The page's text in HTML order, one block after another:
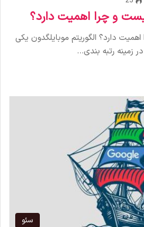
و چرا اهمیت دارد؟
دارد؟ الگوریتم موبایلگدون یکی
زمینه رتبه ‌بندی…
سئو